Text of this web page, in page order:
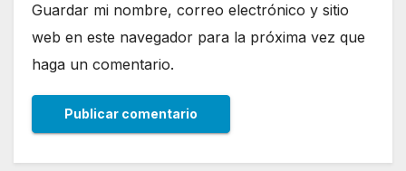
Guardar mi nombre, correo electrónico y sitio
web en este navegador para la próxima vez que
haga un comentario.